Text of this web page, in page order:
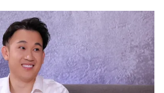
Podcast